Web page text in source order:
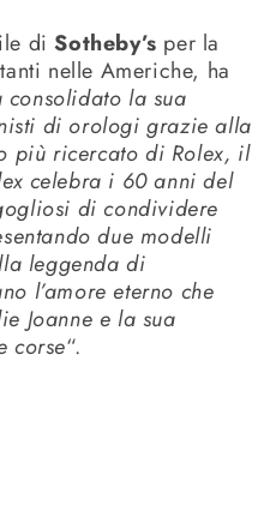
diSotheby’s per la
nelle Americhe, ha
consolidato la sua
di orologi grazie alla
più ricercato di Rolex, il
celebra i 60 anni del
di condividere
due modelli
leggenda di
l’amore eterno che
Joanne e la sua
corse“.